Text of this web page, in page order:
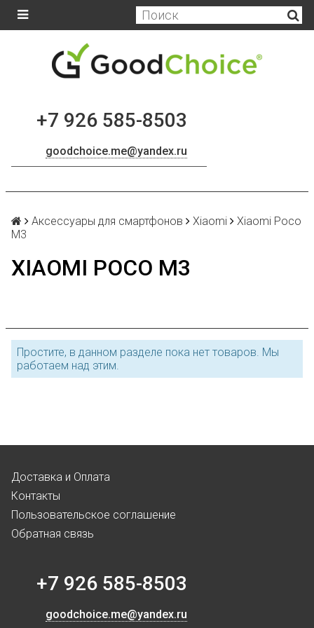
+7 926 585-8503
goodchoice.me@yandex.ru
Аксессуары для смартфонов Xiaomi
Xiaomi Poco
M3
XIAOMI POCO M3
Простите, в данном разделе пока нет товаров. Мы
работаем над этим.
Доставка и Оплата
Контакты
Пользовательское соглашение
Обратная связь
+7 926 585-8503
goodchoice.me@yandex.ru